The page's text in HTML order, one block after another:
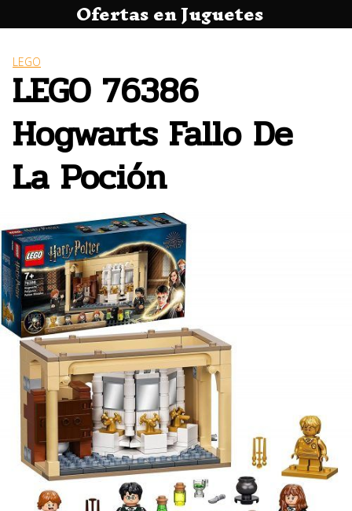
al
Ofertas en Juguetes
LEGO
LEGO 76386
Hogwarts Fallo De
La Poción